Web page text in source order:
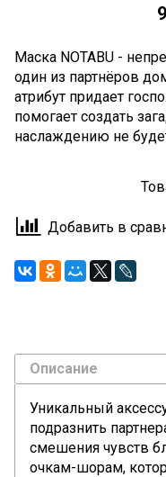
Маска NOTABU -
один из партнёров
атрибут придает
помогает создать
наслаждению не
Добавить в
Описание
Уникальный
подразнить
смешения чувств
очкам-шорам,